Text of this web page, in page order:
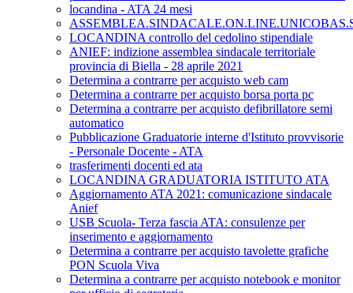
locandina - ATA 24 mesi
LOCANDINA controllo del cedolino stipendiale
ANIEF: indizione assemblea sindacale territoriale
provincia di Biella - 28 aprile 2021
Determina a contrarre per acquisto web cam
Determina a contrarre per acquisto borsa porta pc
Determina a contrarre per acquisto defibrillatore semi
automatico
Pubblicazione Graduatorie interne d'Istituto provvisorie
- Personale Docente - ATA
trasferimenti docenti ed ata
LOCANDINA GRADUATORIA ISTITUTO ATA
Aggiornamento ATA 2021: comunicazione sindacale
Anief
USB Scuola- Terza fascia ATA: consulenze per
inserimento e aggiornamento
Determina a contrarre per acquisto tavolette grafiche
PON Scuola Viva
Determina a contrarre per acquisto notebook e monitor